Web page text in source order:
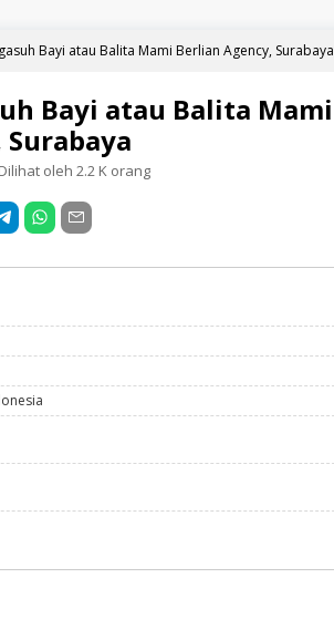
Bayi atau Balita Mami Berlian Agency, Surabaya
Bayi atau Balita Mami
Dilihat oleh 2.2 K orang